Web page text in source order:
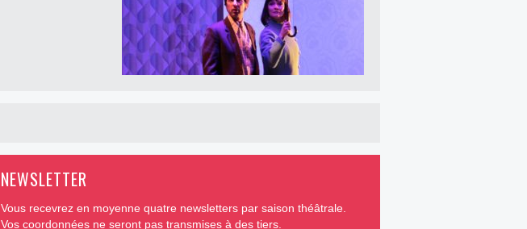
NEWSLETTER
Vous recevrez en moyenne quatre newsletters par saison théâtrale.
Vos coordonnées ne seront pas transmises à des tiers.